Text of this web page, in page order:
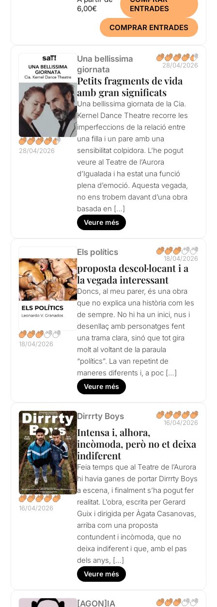
6,00€
ENTRADES
COMPRAR ENTRADES
28/04/2026
Una bellissima
giornata
28/04/2026
Petits fragments de vida
amb gran significats
Una bellissima giornata de la Cia.
Kernel Dance Theatre recorre les
imperfeccions de la relació entre
una filla i un pare amb una
sensibilitat colpidora. L’he pogut
veure al Teatre de l’Aurora
d’Igualada i ha estat una funció
plena d’emoció. Aquesta vegada,
no ens trobem davant d’una obra
basada en […]
Veure més
18/04/2026
Els polítics
18/04/2026
proposta descol·locant i a
la vegada interessant
Doncs, al meu parer, és una obra
que no explica una història com les
de sempre. No hi ha un inici, nus i
desenllaç amb personatges fent
una trama clara, sinó que tot gira
molt al voltant de la paraula
“polítics”. La van repetint de
maneres diferents i, a poc […]
Veure més
16/04/2026
Dirrrty Boys
16/04/2026
Intensa i, alhora,
incòmoda, però no et deixa
indiferent
Feia temps que al Teatre de l’Aurora
hi havia ganes de portar Dirrrty Boys
a escena, i finalment s’ha pogut fer
realitat. L’obra, escrita per Gerard
Guix i dirigida per Àgata Casanovas,
arriba com una proposta
contundent i incòmoda, que no
deixa indiferent i que, amb el pas
dels anys, […]
Veure més
[AGON]IA